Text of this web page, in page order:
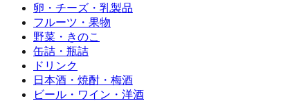
卵・チーズ・乳製品
フルーツ・果物
野菜・きのこ
缶詰・瓶詰
ドリンク
日本酒・焼酎・梅酒
ビール・ワイン・洋酒